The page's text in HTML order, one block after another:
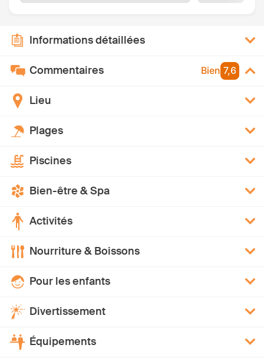
Informations détaillées
Commentaires Bien 7,6
Lieu
Plages
Piscines
Bien-être & Spa
Activités
Nourriture & Boissons
Pour les enfants
Divertissement
Équipements